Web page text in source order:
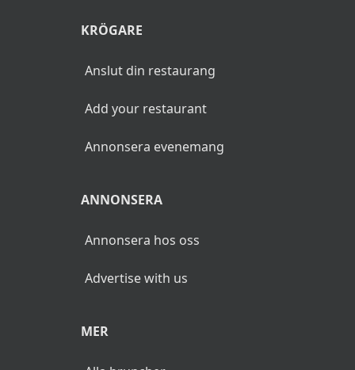
KRÖGARE
Anslut din restaurang
Add your restaurant
Annonsera evenemang
ANNONSERA
Annonsera hos oss
Advertise with us
MER